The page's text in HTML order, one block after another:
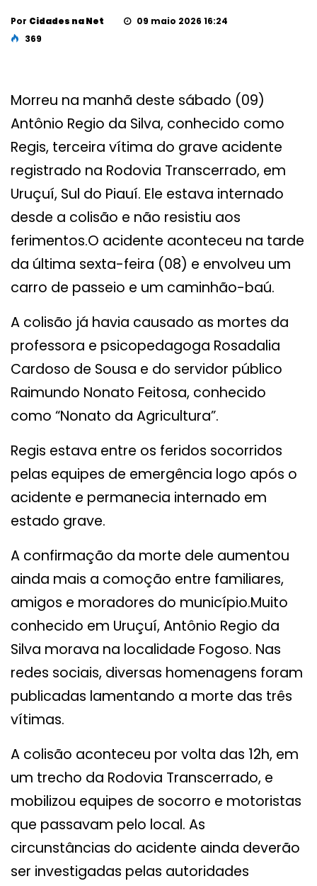
Por Cidades na Net
09 maio 2026 16:24
369
Morreu na manhã deste sábado (09)
Antônio Regio da Silva, conhecido como
Regis, terceira vítima do grave acidente
registrado na Rodovia Transcerrado, em
Uruçuí, Sul do Piauí. Ele estava internado
desde a colisão e não resistiu aos
ferimentos.O acidente aconteceu na tarde
da última sexta-feira (08) e envolveu um
carro de passeio e um caminhão-baú.
A colisão já havia causado as mortes da
professora e psicopedagoga Rosadalia
Cardoso de Sousa e do servidor público
Raimundo Nonato Feitosa, conhecido
como “Nonato da Agricultura”.
Regis estava entre os feridos socorridos
pelas equipes de emergência logo após o
acidente e permanecia internado em
estado grave.
A confirmação da morte dele aumentou
ainda mais a comoção entre familiares,
amigos e moradores do município.Muito
conhecido em Uruçuí, Antônio Regio da
Silva morava na localidade Fogoso. Nas
redes sociais, diversas homenagens foram
publicadas lamentando a morte das três
vítimas.
A colisão aconteceu por volta das 12h, em
um trecho da Rodovia Transcerrado, e
mobilizou equipes de socorro e motoristas
que passavam pelo local. As
circunstâncias do acidente ainda deverão
ser investigadas pelas autoridades